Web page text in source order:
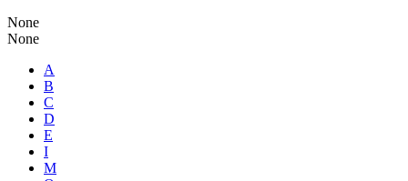
None
None
A
B
C
D
E
I
M